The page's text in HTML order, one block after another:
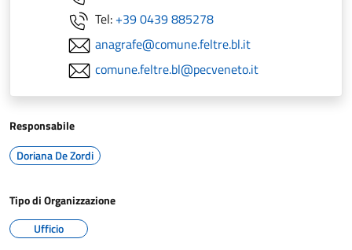
Tel: +39 0439 885278
anagrafe@comune.feltre.bl.it
comune.feltre.bl@pecveneto.it
Responsabile
Doriana De Zordi
Tipo di Organizzazione
Ufficio